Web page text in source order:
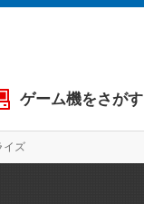
ゲーム機をさがす
イズ